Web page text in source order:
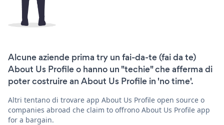
Alcune aziende prima try un fai-da-te (fai da te)
About Us Profile o hanno un "techie" che afferma di
poter costruire an About Us Profile in 'no time'.
Altri tentano di trovare app About Us Profile open source o
companies abroad che claim to offrono About Us Profile app
for a bargain.